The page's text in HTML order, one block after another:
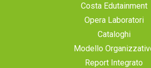
Costa Edutainment
Opera Laboratori
Cataloghi
Modello
Report Integrato